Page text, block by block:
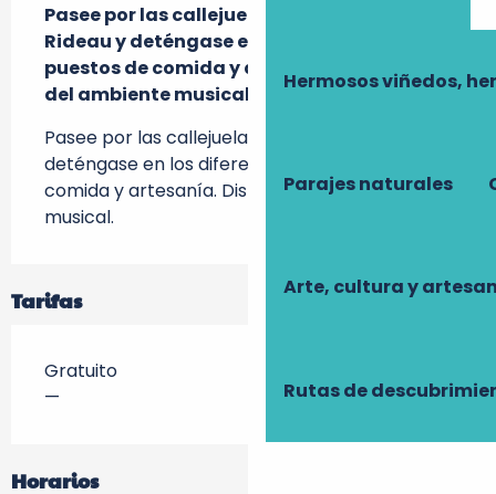
Hermosos viñedos,
Parajes naturales
Arte, cultura y
Rutas de
Pasee por las callejuelas de Azay-le-
Rideau y deténgase en los diferentes
puestos de comida y artesanía. Disfrute
del ambiente musical.
Pasee por las callejuelas de Azay-le-Rideau y
deténgase en los diferentes puestos de
comida y artesanía. Disfrute del ambiente
musical.
Tarifas
Gratuito
—
Horarios